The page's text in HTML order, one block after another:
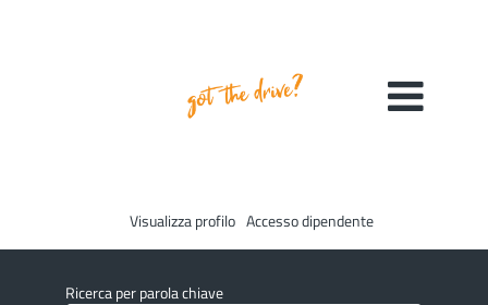
Visualizza profilo Accesso dipendente
Ricerca per parola chiave